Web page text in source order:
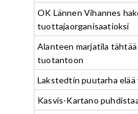
OK Lännen Vihannes
tuottajaorganisaatioksi
Alanteen marjatila
tuotantoon
Lakstedtin puutarha elää
Kasvis-Kartano